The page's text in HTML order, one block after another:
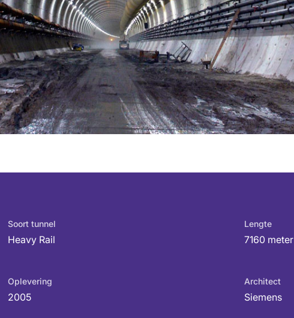
Soort tunnel
Heavy Rail
Lengte
7160 meter
Oplevering
2005
Architect
Siemens